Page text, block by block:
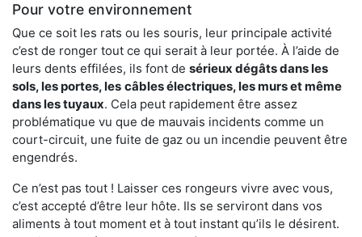
Pour votre environnement
Que ce soit les rats ou les souris, leur principale activité
c’est de ronger tout ce qui serait à leur portée. À l’aide de
leurs dents effilées, ils font de sérieux dégâts dans les
sols, les portes, les câbles électriques, les murs et même
dans les tuyaux. Cela peut rapidement être assez
problématique vu que de mauvais incidents comme un
court-circuit, une fuite de gaz ou un incendie peuvent être
engendrés.
Ce n’est pas tout ! Laisser ces rongeurs vivre avec vous,
c’est accepté d’être leur hôte. Ils se serviront dans vos
aliments à tout moment et à tout instant qu’ils le désirent.